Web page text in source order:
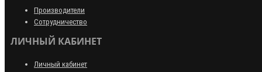
Производители
Сотрудничество
ЛИЧНЫЙ КАБИНЕТ
Личный кабинет